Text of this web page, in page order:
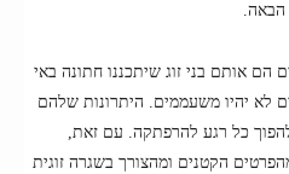
הבאה.
הם אותם בני זוג שיתכננו חתונה באי
לא יהיו משעממים. היתרונות שלהם
כל רגע להרפתקה. עם זאת,
הקטנים ומהצורך בשגרה זוגית